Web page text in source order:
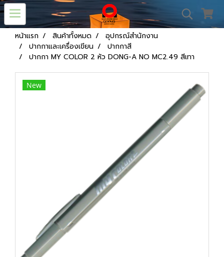
หน้าแรก สินค้าทั้งหมด
อุปกรณ์สำนักงาน
ปากกาและเครื่องเขียน
ปากกาสี
ปากกา MY COLOR 2 หัว DONG-A NO MC2.49 สีเทา
New